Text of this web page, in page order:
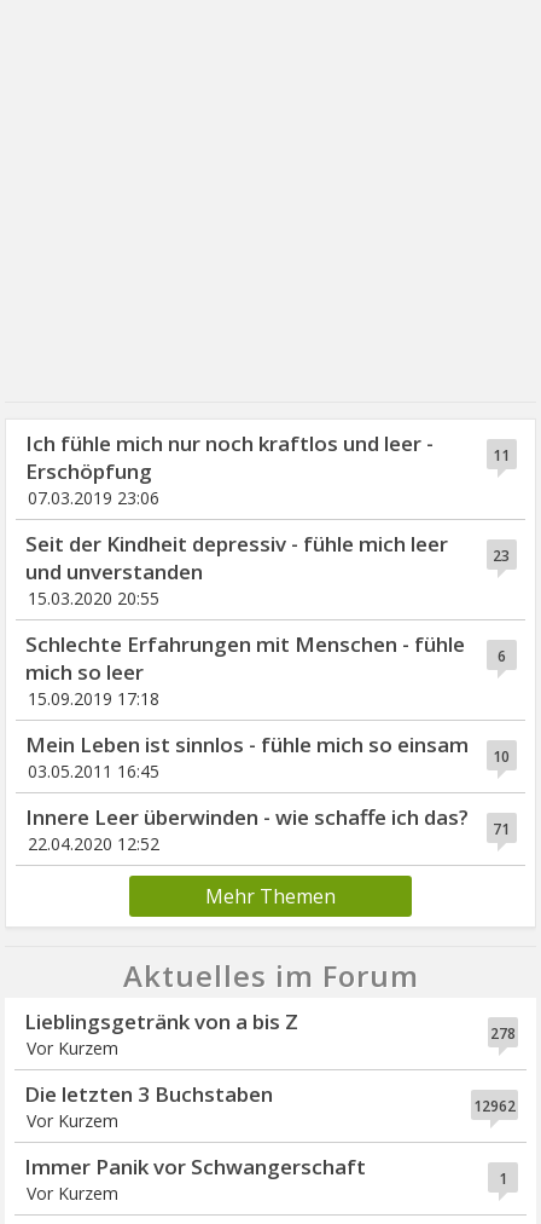
11
Ich fühle mich nur noch kraftlos und leer -
Erschöpfung
07.03.2019 23:06
23
Seit der Kindheit depressiv - fühle mich leer
und unverstanden
15.03.2020 20:55
6
Schlechte Erfahrungen mit Menschen - fühle
mich so leer
15.09.2019 17:18
10
Mein Leben ist sinnlos - fühle mich so einsam
03.05.2011 16:45
71
Innere Leer überwinden - wie schaffe ich das?
22.04.2020 12:52
Mehr Themen
Aktuelles im Forum
278
Lieblingsgetränk von a bis Z
Vor Kurzem
12962
Die letzten 3 Buchstaben
Vor Kurzem
1
Immer Panik vor Schwangerschaft
Vor Kurzem